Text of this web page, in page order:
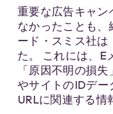
重要な広告キャン
なかったことも、
ード・スミス社は
た。 これには、E
「原因不明の損
やサイトのIDデー
URLに関連する情